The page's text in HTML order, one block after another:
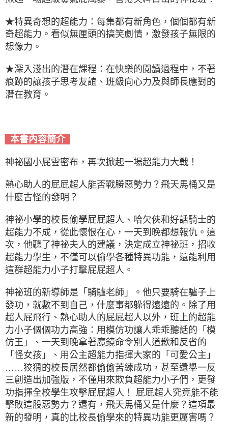
★特異奇想的超能力：每集都有新角色，個個都有新
奇超能力。看似無厘頭的搞笑劇情，激發孩子無限的
想像力。
★深入淺出的潛在課程：在快樂的閱讀過程中，不著
痕跡的讓孩子思考友誼、班級向心力及與師長應對的
潛在教育。
本書內容簡介
神祕國小屁雲密布，再次掀起一場超能力大戰！
熱心助人的屁屁超人能否戰勝惡勢力？飛天馬桶又是
什麼古怪的發明？
神祕小學的校長偷學屁屁超人、哈欠俠和好話騎士的
超能力不成，從此懷恨在心，一天到晚都想報仇。這
次，他聽了神祕夫人的建議，決定成立神祕班，招收
超能力學生，不僅可以偷學各種特異功能，還能利用
這群超能力小子打擊屁屁超人。
神祕班的新導師是「騎驢老師」。他只要騎在驢子上
發功，就數不到自己，什麼事都躲得遠遠的。除了用
超人屁飛行、熱心助人的屁屁超人以外，班上的超能
力小子個個功力高強：用模仿功讓人乖乖聽話的「模
仿王」、一天到晚拿著魔鏡命令別人道歉和反省的
「怪女孩」、用公主超能力指揮大家的「可愛公主」
……狡猾的校長居然都偷偷苦練成功，甚至還舉一反
三創造出加強版，不僅用來欺負超能力小子們，更發
功指揮全校學生攻擊屁屁超人！ 屁屁超人究竟能不能
擊敗這股惡勢力？還有，飛天馬桶又是什麼？這項最
新的發明，真的比校長偷學來的特異功能更厲害嗎？